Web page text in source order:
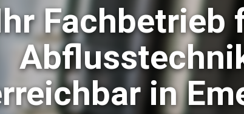
Fachbetrieb
in